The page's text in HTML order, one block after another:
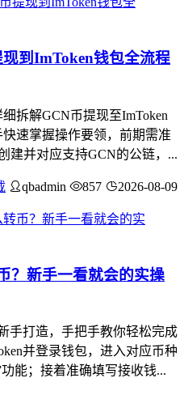
到ImToken钱包全流程
拆解GCN币提现至ImToken
速掌握操作要领，前期需准
建并对应支持GCN的公链，...
qbadmin 857 2026-08-09
？新手一看就会的实操
手打造，手把手教你轻松完成
并登录钱包，进入对应币种
能；接着准确填写接收钱...